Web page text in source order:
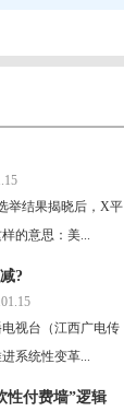
结果揭晓后，X平
的意思：美...
?
视台（江西广电传
系统性变革...
性付费墙”逻辑